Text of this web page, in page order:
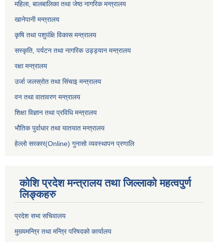
महिला, बालबालिका तथा जेष्ठ नागरिक मन्त्रालय
खानेपानी मन्त्रालय
कृषि तथा पशुपंक्षि विकास मन्त्रालय
सस्कृति, पर्यटन तथा नागरिक उड्ड्यान मन्त्रालय
रक्षा मन्त्रालय
उर्जा जलस्रोत तथा सिंचाइ मन्‍त्रालय
वन तथा वातावरण मन्त्रालय
शिक्षा विज्ञान तथा प्रविधि मन्त्रालय
भौतिक पुर्वाधार तथा यातयात मन्त्रालय
हेल्लो सरकार(Online) गुनासो व्यवस्थापन प्रणालि
कोशि प्रदेश मन्त्रालय तथा जिल्लाको महत्वपुर्ण
लिङ्कहरु
प्रदेश सभा सचिवालय
मुख्यमन्त्रि तथा मन्त्रि परिषदको कार्यालय